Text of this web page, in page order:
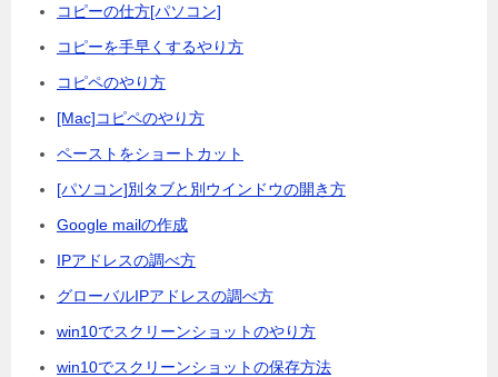
コピーの仕方[パソコン]
コピーを手早くするやり方
コピペのやり方
[Mac]コピペのやり方
ペーストをショートカット
[パソコン]別タブと別ウインドウの開き方
Google mailの作成
IPアドレスの調べ方
グローバルIPアドレスの調べ方
win10でスクリーンショットのやり方
win10でスクリーンショットの保存方法